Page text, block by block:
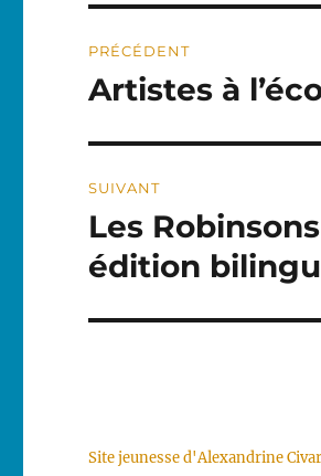
de
PRÉCÉDENT
Publication
Artistes à
SUIVANT
Publication
suivante :
Les
édition
Site jeunesse d'Alexandrine